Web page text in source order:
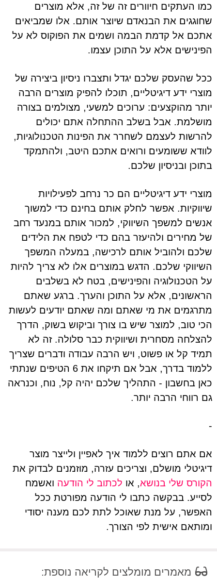
כמו העתקים חיוורים זה של זה, אלא מוצרים
שחוגגים את הבנאדם שיוצר אותם. אלו שמביאים
אתכם אל קדמת הבמה ושמים את הפוקוס לא על
הפינישים אלא על התוכן עצמו.
ככל שהעסק שלכם יגדל ותצברו ניסיון ביצירה של
מוצרי ידע דיגיטליים, תוכלו להפיק מוצרים הרבה
יותר מהוקצעים: ערוכים למשעי, מצולמים בצורה
מושלמת. אבל בשלב ההתחלה אתם יכולים
להרשות לעצמם לשחרר את הפינות הטכנולוגיות,
לוודא ששומעים ורואים אתכם היטב, ולהתמקד
בתוכן ובניסיון שלכם.
מוצרי ידע דיגיטליים הם כר נרחב לפעילויות
שיווקיות. אפשר לחלק אותם בחינם כדי למשוך
אנשים למשפך השיווקי, למכור אותם במנעד רחב
של מחירים ולהיעזר בהם כדי לטפח את הלידים
שלכם ולהוביל אותם לרכישה, במעלה המשפך
השיווקי שלכם. הדגש במוצרים אלו לא צריך להיות
על הטכנולוגיה והפינישים, בטח לא בשלבים
הראשונים, אלא על התוכן והערך. ברגע שאתם
מתרגמים את מי שאתם ומה שאתם יודעים לעשות
הכי טוב, למוצר שיש בו צורך וביקוש בשוק, הדרך
להצלחה מסחרית ושיווקית כבר סלולה. זה לא
תמיד קל או פשוט, ויש הרבה עבודה ודברים שצריך
ללמוד בדרך, אבל אם תיקחו את 6 הטיפים שנתתי
כאן בחשבון - התהליך שלכם יהיה קל, נוח, וכנראה
גם רווחי הרבה יותר.
-
אם אתם רוצים ללמוד איך לאפיין ולייצר מוצר
דיגיטלי מושלם, וצריכים עזרה, מוזמנים לבדוק את
הקורס שלי בנושא, או לכתוב לי הודעהואשמח
לסייע. בבקשה כתבו לי הודעה מפורטת ככל
האפשר, על מנת שאוכל לתת לכם מענה יסודי
ומותאם אישית לפי הצורך.
מאמרים מומלצים לקריאה נוספת: